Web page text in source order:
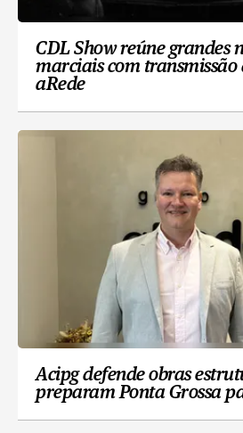
CDL Show reúne grandes
marciais com transmissão
aRede
Acipg defende obras
preparam Ponta Grossa